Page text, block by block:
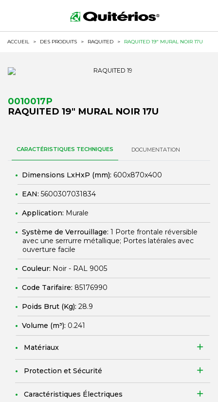
ACCUEIL > DES PRODUITS > RAQUITED > RAQUITED 19" MURAL NOIR 17U
0010017P
RAQUITED 19" MURAL NOIR 17U
CARACTÉRISTIQUES TECHNIQUES DOCUMENTATION
Dimensions LxHxP (mm): 600x870x400
EAN: 5600307031834
Application: Murale
Système de Verrouillage: 1 Porte frontale réversible
avec une serrurre métallique; Portes latérales avec
ouverture facile
Couleur: Noir - RAL 9005
Code Tarifaire: 85176990
Poids Brut (Kg): 28.9
Volume (m³): 0.241
Matériaux
Protection et Sécurité
Caractéristiques Électriques